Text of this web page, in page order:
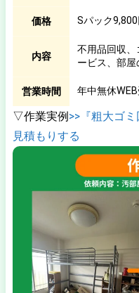
価格 Sパック9,800
内容
不用品回収
ービス、部
営業時間 年中無休
▽作業実例 >>『粗大ゴ
見積もりする